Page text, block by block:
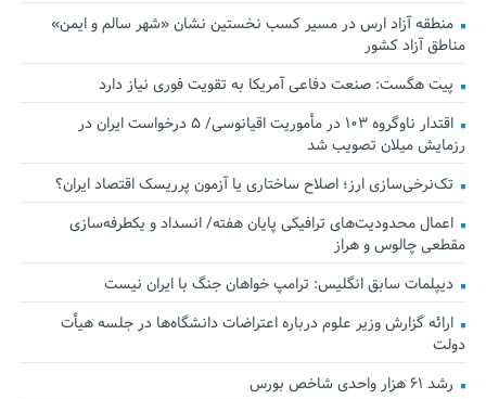
منطقه آزاد ارس در مسیر کسب نخستین نشان «شهر سالم و ایمن»
مناطق آزاد کشور
پیت هگست: صنعت دفاعی آمریکا به تقویت فوری نیاز دارد
اقتدار ناوگروه ۱۰۳ در مأموریت‌ اقیانوسی/ ۵ درخواست ایران در
رزمایش میلان تصویب شد
تک‌نرخی‌سازی ارز؛ اصلاح ساختاری یا آزمون پرریسک اقتصاد ایران؟
اعمال محدودیت‌های ترافیکی پایان هفته/ انسداد و یکطرفه‌سازی
مقطعی چالوس و هراز
دیپلمات سابق انگلیس:‌ ترامپ خواهان جنگ با ایران نیست
ارائه گزارش وزیر علوم درباره اعتراضات دانشگاه‌ها در جلسه هیأت
دولت
رشد ۶۱ هزار واحدی شاخص بورس